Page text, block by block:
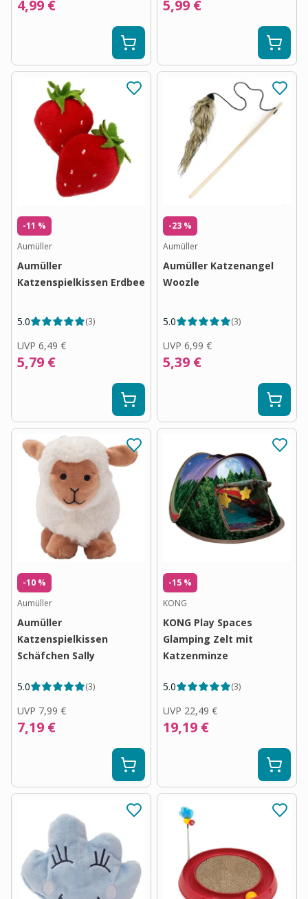
4,99 € 5,99 €
-11 %
Aumüller
Aumüller
Katzenspielkissen Erdbeeren
5.0 (3)
UVP 6,49 €
5,79 €
-23 %
Aumüller
Aumüller Katzenangel
Woozle
5.0 (3)
UVP 6,99 €
5,39 €
-10 %
Aumüller
Aumüller
Katzenspielkissen
Schäfchen Sally
5.0 (3)
UVP 7,99 €
7,19 €
-15 %
KONG
KONG Play Spaces
Glamping Zelt mit
Katzenminze
5.0 (3)
UVP 22,49 €
19,19 €